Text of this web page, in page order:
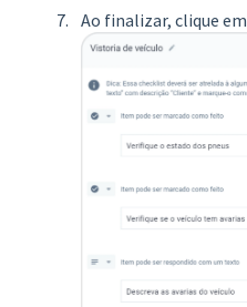
Ao finalizar, clique em